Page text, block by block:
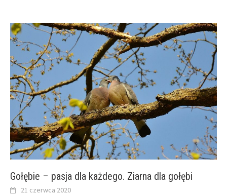
Gołębie – pasja dla każdego. Ziarna dla gołębi
21 czerwca 2020